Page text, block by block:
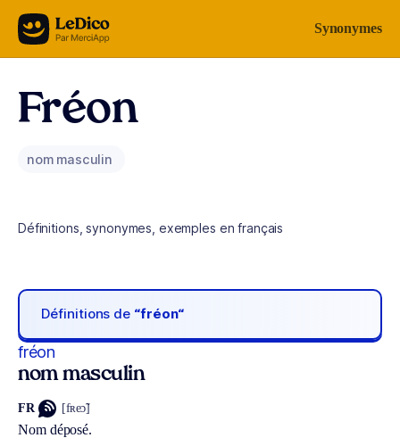
Aller au contenu Synonymes
Fréon
nom masculin
Définitions, synonymes, exemples en français
Définitions de “fréon“
fréon
nom masculin
FR [fʀeɔ̃]
Nom déposé.